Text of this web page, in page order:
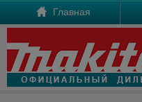
Главная